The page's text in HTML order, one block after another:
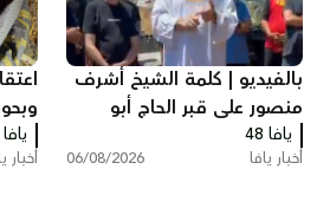
بالفيديو | كلمة الشيخ أشرف
منصور على قبر الحاج أبو
العبد أبو شهاب
يافا 48
أخبار يافا 06/08/2026
يافا 48
أخبار